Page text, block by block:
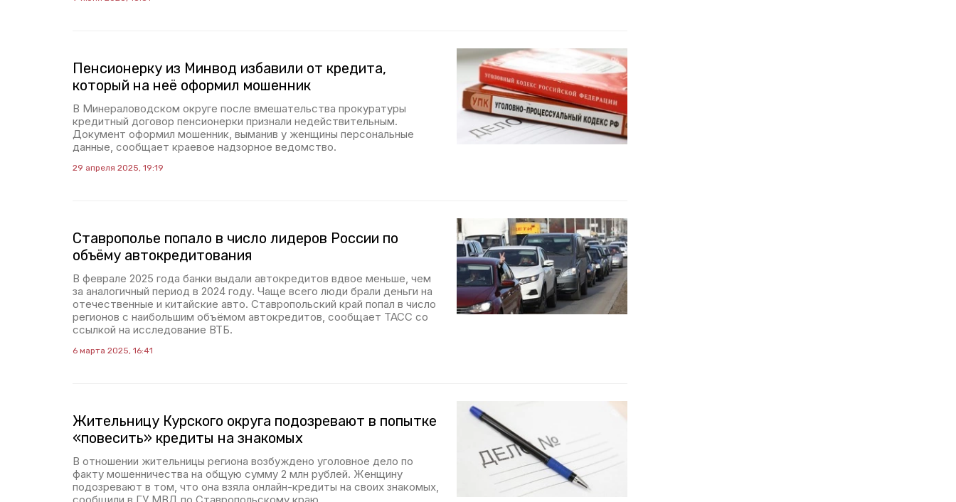
Пенсионерку из Минвод избавили от кредита,
который на неё оформил мошенник
В Минераловодском округе после вмешательства прокуратуры
кредитный договор пенсионерки признали недействительным.
Документ оформил мошенник, выманив у женщины персональные
данные, сообщает краевое надзорное ведомство.
29 апреля 2025, 19:19
Ставрополье попало в число лидеров России по
объёму автокредитования
В феврале 2025 года банки выдали автокредитов вдвое меньше, чем
за аналогичный период в 2024 году. Чаще всего люди брали деньги на
отечественные и китайские авто. Ставропольский край попал в число
регионов с наибольшим объёмом автокредитов, сообщает ТАСС со
ссылкой на исследование ВТБ.
6 марта 2025, 16:41
Жительницу Курского округа подозревают в попытке
«повесить» кредиты на знакомых
В отношении жительницы региона возбуждено уголовное дело по
факту мошенничества на общую сумму 2 млн рублей. Женщину
подозревают в том, что она взяла онлайн-кредиты на своих знакомых,